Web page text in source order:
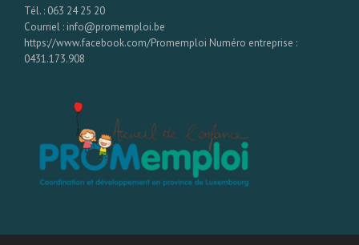
Tél. : 063 24 25 20
Courriel : info@promemploi.be
https://www.facebook.com/Promemploi Numéro entreprise :
0431.173.908